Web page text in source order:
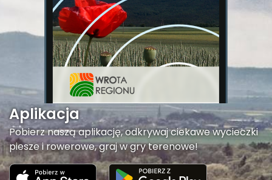
Aplikacja
Pobierz naszą aplikację, odkrywaj ciekawe wycieczki
piesze i rowerowe, graj w gry terenowe!